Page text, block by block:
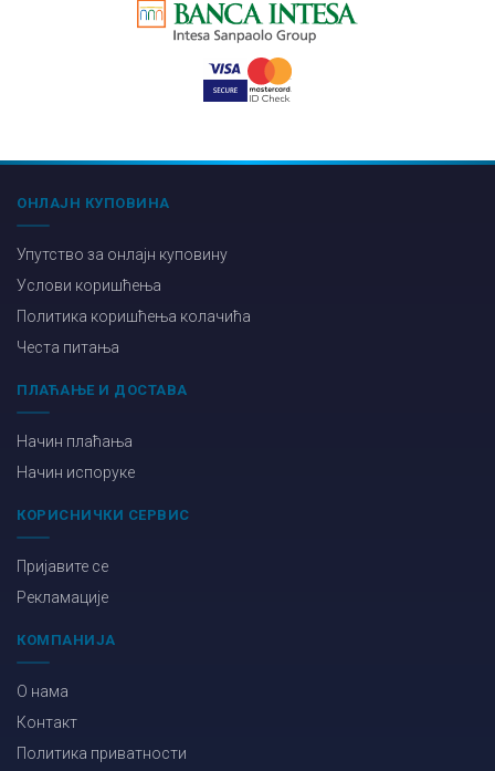
ОНЛАЈН КУПОВИНА
Упутство за онлајн куповину
Услови коришћења
Политика коришћења колачића
Честа питања
ПЛАЋАЊЕ И ДОСТАВА
Начин плаћања
Начин испоруке
КОРИСНИЧКИ СЕРВИС
Пријавите се
Рекламације
КОМПАНИЈА
О нама
Контакт
Политика приватности